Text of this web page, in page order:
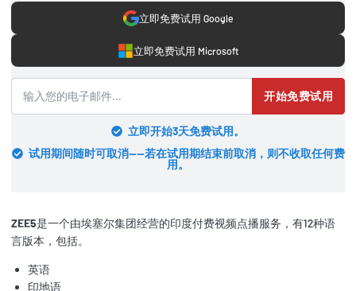
立即免费试用 Google
立即免费试用 Microsoft
开始免费试用
立即开始3天免费试用。
试用期间随时可取消——若在试用期结束前取消，则不收取任何费
用。
ZEE5是一个由埃塞尔集团经营的印度付费视频点播服务，有12种语
言版本，包括。
英语
印地语